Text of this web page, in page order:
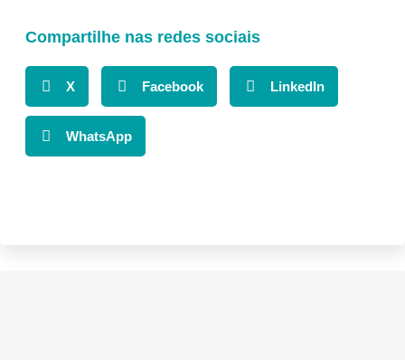
Compartilhe nas redes sociais
X Facebook LinkedIn
WhatsApp